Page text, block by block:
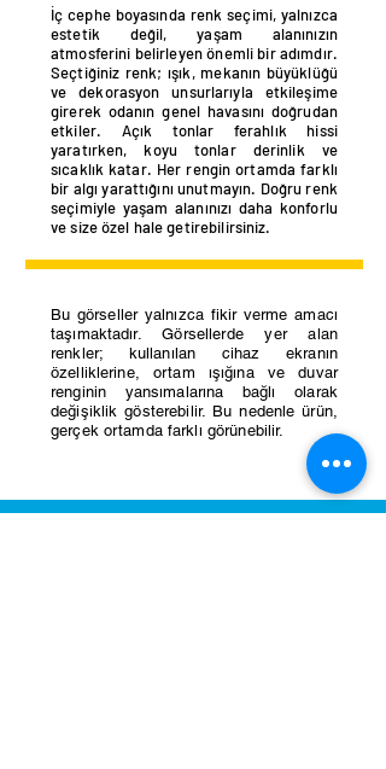
İç cephe boyasında renk seçimi, yalnızca
estetik değil, yaşam alanınızın
atmosferini belirleyen önemli bir adımdır.
Seçtiğiniz renk; ışık, mekanın büyüklüğü
ve dekorasyon unsurlarıyla etkileşime
girerek odanın genel havasını doğrudan
etkiler. Açık tonlar ferahlık hissi
yaratırken, koyu tonlar derinlik ve
sıcaklık katar. Her rengin ortamda farklı
bir algı yarattığını unutmayın. Doğru renk
seçimiyle yaşam alanınızı daha konforlu
ve size özel hale getirebilirsiniz.
Bu görseller yalnızca fikir verme amacı
taşımaktadır. Görsellerde yer alan
renkler; kullanılan cihaz ekranın
özelliklerine, ortam ışığına ve duvar
renginin yansımalarına bağlı olarak
değişiklik gösterebilir. Bu nedenle ürün,
gerçek ortamda farklı görünebilir.